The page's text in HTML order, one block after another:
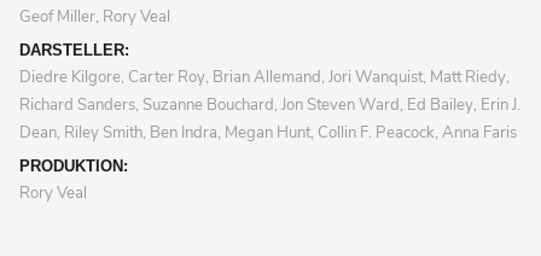
Geof Miller, Rory Veal
DARSTELLER:
Diedre Kilgore, Carter Roy, Brian Allemand, Jori Wanquist, Matt Riedy,
Richard Sanders, Suzanne Bouchard, Jon Steven Ward, Ed Bailey, Erin J.
Dean, Riley Smith, Ben Indra, Megan Hunt, Collin F. Peacock, Anna Faris
PRODUKTION:
Rory Veal